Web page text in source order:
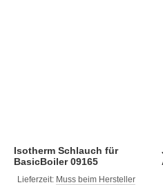
Isotherm Schlauch für
BasicBoiler 09165
Lieferzeit: Muss beim Hersteller